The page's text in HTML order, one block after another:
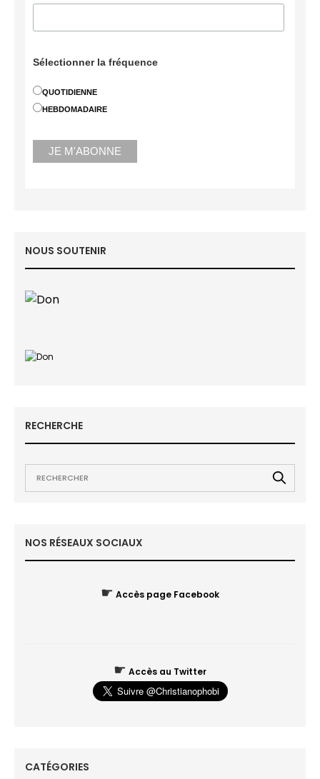
Sélectionner la fréquence
QUOTIDIENNE
HEBDOMADAIRE
NOUS SOUTENIR
RECHERCHE
NOS RÉSEAUX SOCIAUX
☛ Accès page Facebook
☛ Accès au Twitter
CATÉGORIES